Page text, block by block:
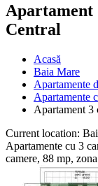
Apartament
Central
Acasă
Baia Mare
Apartamente
Apartamente
Apartament 3
Current location:
Apartamente cu 3
camere, 88 mp,